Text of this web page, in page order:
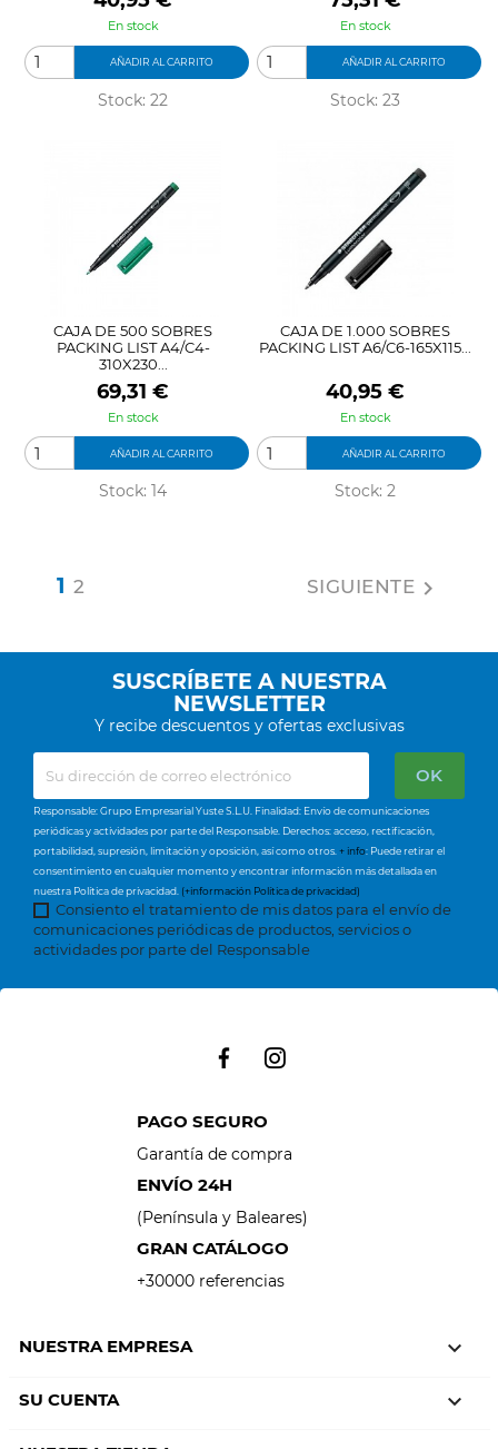
En stock
AÑADIR AL CARRITO
Stock: 22
En stock
AÑADIR AL CARRITO
Stock: 23
CAJA DE 500 SOBRES
PACKING LIST A4/C4-
310X230...
Precio
69,31 €
En stock
AÑADIR AL CARRITO
Stock: 14
CAJA DE 1.000 SOBRES
PACKING LIST A6/C6-165X115...
Precio
40,95 €
En stock
AÑADIR AL CARRITO
Stock: 2
12 SIGUIENTE 
SUSCRÍBETE A NUESTRA
NEWSLETTER
Y recibe descuentos y ofertas exclusivas
Responsable: Grupo Empresarial Yuste S.L.U. Finalidad: Envío de comunicaciones
periódicas y actividades por parte del Responsable. Derechos: acceso, rectificación,
portabilidad, supresión, limitación y oposición, así como otros. + info: Puede retirar el
consentimiento en cualquier momento y encontrar información más detallada en
nuestra Política de privacidad. (+información Política de privacidad)
Consiento el tratamiento de mis datos para el envío de
comunicaciones periódicas de productos, servicios o
actividades por parte del Responsable
PAGO SEGURO
Garantía de compra
ENVÍO 24H
(Península y Baleares)
GRAN CATÁLOGO
+30000 referencias
NUESTRA EMPRESA 
SU CUENTA 